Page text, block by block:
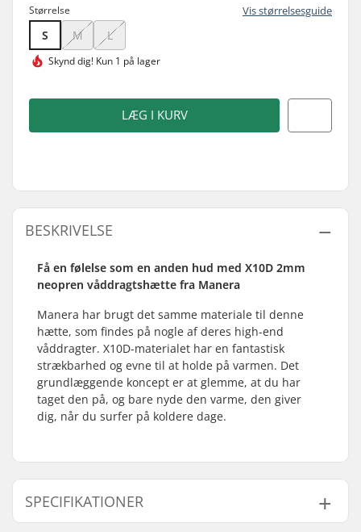
Størrelse Vis størrelsesguide
S M L
Skynd dig! Kun 1 på lager
LÆG I KURV
BESKRIVELSE
Få en følelse som en anden hud med X10D 2mm
neopren våddragtshætte fra Manera
Manera har brugt det samme materiale til denne
hætte, som findes på nogle af deres high-end
våddragter. X10D-materialet har en fantastisk
strækbarhed og evne til at holde på varmen. Det
grundlæggende koncept er at glemme, at du har
taget den på, og bare nyde den varme, den giver
dig, når du surfer på koldere dage.
SPECIFIKATIONER